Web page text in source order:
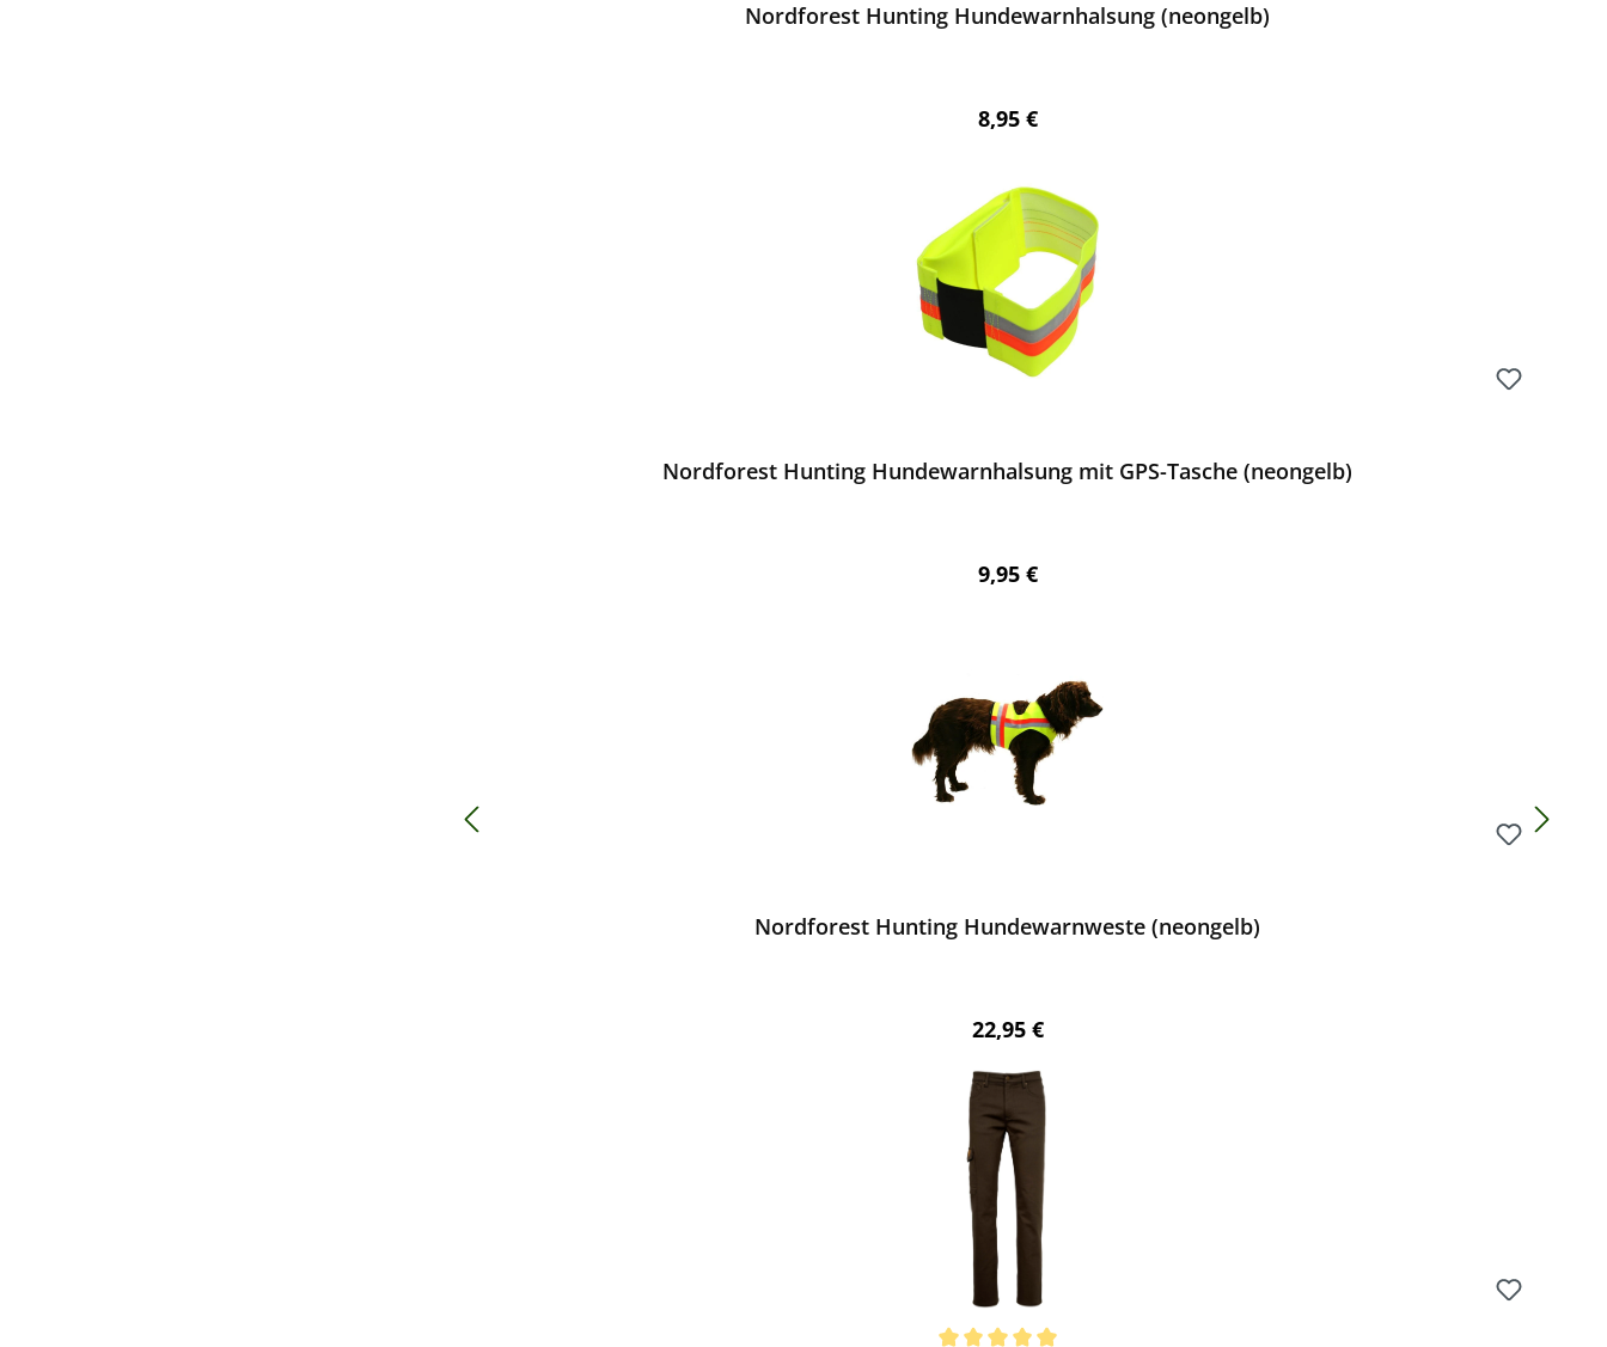
Nordforest Hunting Hundewarnhalsung (neongelb)
Regulärer Preis:
8,95 €
Nordforest Hunting Hundewarnhalsung mit GPS-Tasche (neongelb)
Regulärer Preis:
9,95 €
Nordforest Hunting Hundewarnweste (neongelb)
Regulärer Preis:
22,95 €